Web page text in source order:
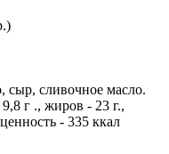
сыр, сливочное масло.
г ., жиров - 23 г.,
- 335 ккал